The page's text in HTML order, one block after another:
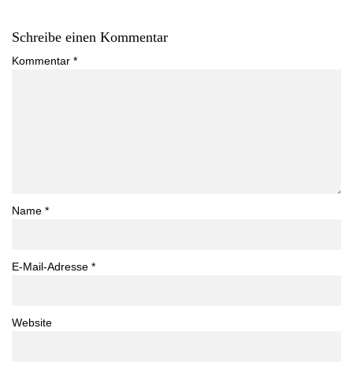
Schreibe einen Kommentar
Kommentar *
Name *
E-Mail-Adresse *
Website